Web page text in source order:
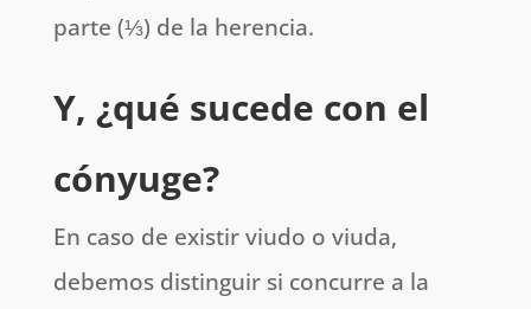
parte (⅓) de la herencia.
Y, ¿qué sucede con el
cónyuge?
En caso de existir viudo o viuda,
debemos distinguir si concurre a la